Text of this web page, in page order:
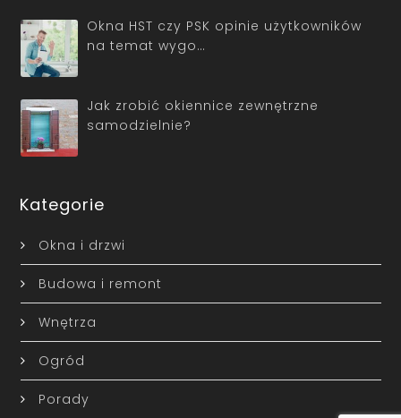
Okna HST czy PSK opinie użytkowników
na temat wygo…
Jak zrobić okiennice zewnętrzne
samodzielnie?
Kategorie
Okna i drzwi
Budowa i remont
Wnętrza
Ogród
Porady